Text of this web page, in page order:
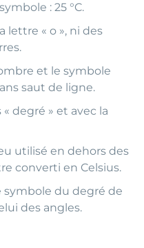
: 25 °C.
lettre « o », ni des
et le symbole
saut de ligne.
« degré » et avec la
utilisé en dehors des
converti en Celsius.
symbole du degré de
des angles.